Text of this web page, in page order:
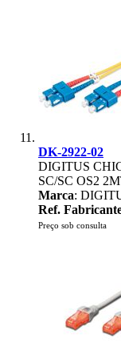
DK-2922-02
DIGITUS
SC/SC OS2
Marca:
Ref.
Preço sob consulta